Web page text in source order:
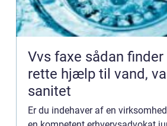
Vvs faxe sådan finder du den
rette hjælp til vand,
sanitet
Er du indehaver af en